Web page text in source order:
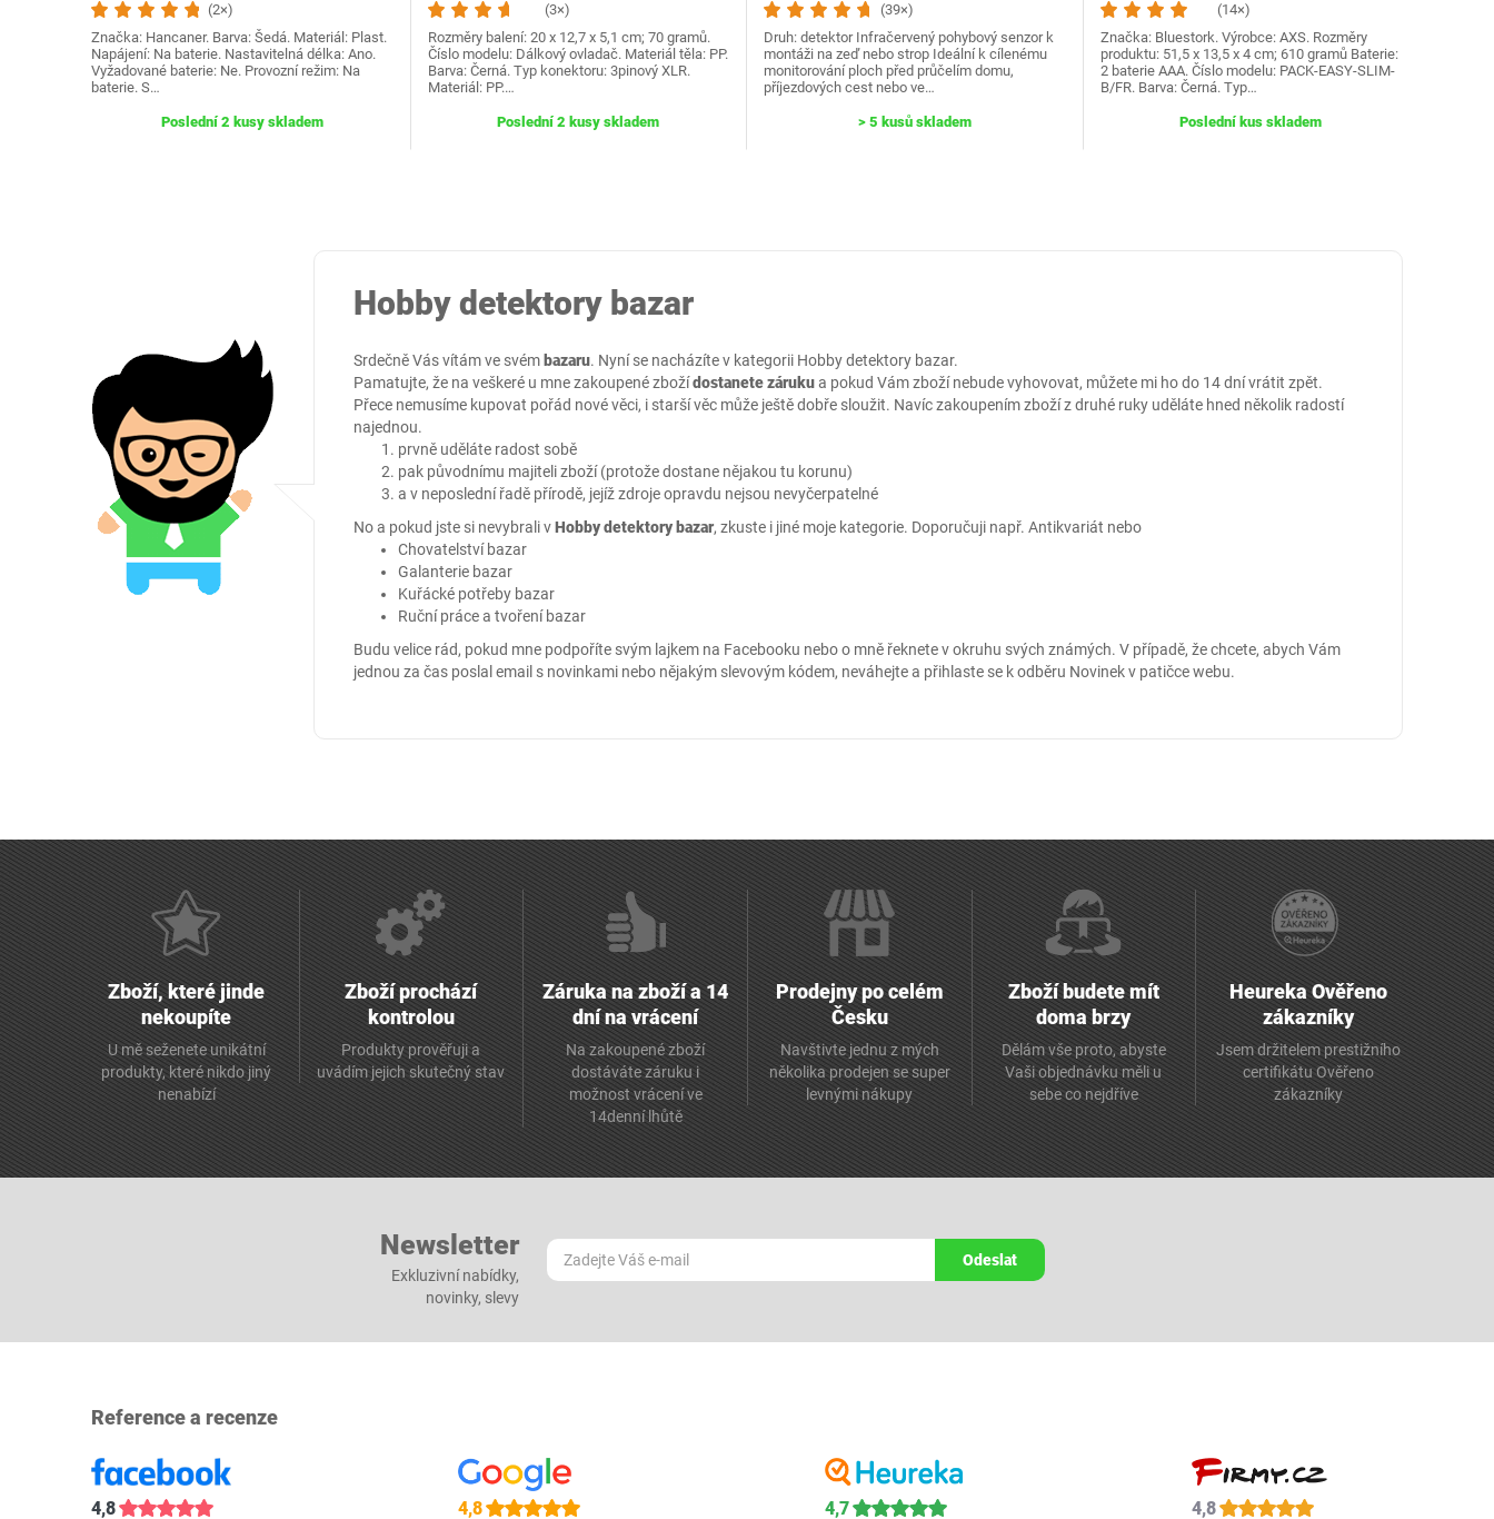
(2×)
Značka: Hancaner. Barva: Šedá. Materiál: Plast.
Napájení: Na baterie. Nastavitelná délka: Ano.
Vyžadované baterie: Ne. Provozní režim: Na
baterie. S…
Poslední 2 kusy skladem
(3×)
Rozměry balení: 20 x 12,7 x 5,1 cm; 70 gramů.
Číslo modelu: Dálkový ovladač. Materiál těla: PP.
Barva: Černá. Typ konektoru: 3pinový XLR.
Materiál: PP.…
Poslední 2 kusy skladem
(39×)
Druh: detektor Infračervený pohybový senzor k
montáži na zeď nebo strop Ideální k cílenému
monitorování ploch před průčelím domu,
příjezdových cest nebo ve…
> 5 kusů skladem
(14×)
Značka: Bluestork. Výrobce: AXS. Rozměry
produktu: 51,5 x 13,5 x 4 cm; 610 gramů Baterie:
2 baterie AAA. Číslo modelu: PACK-EASY-SLIM-
B/FR. Barva: Černá. Typ…
Poslední kus skladem
Hobby detektory bazar
Srdečně Vás vítám ve svém bazaru. Nyní se nacházíte v kategorii Hobby detektory bazar.
Pamatujte, že na veškeré u mne zakoupené zbožídostanete zárukua pokud Vám zboží nebude vyhovovat, můžete mi ho do 14 dní vrátit zpět.
Přece nemusíme kupovat pořád nové věci, i starší věc může ještě dobře sloužit. Navíc zakoupením zboží z druhé ruky uděláte hned několik radostí
najednou.
prvně uděláte radost sobě
pak původnímu majiteli zboží (protože dostane nějakou tu korunu)
a v neposlední řadě přírodě, jejíž zdroje opravdu nejsou nevyčerpatelné
No a pokud jste si nevybrali vHobby detektory bazar, zkuste i jiné moje kategorie. Doporučuji např. Antikvariát nebo
Chovatelství bazar
Galanterie bazar
Kuřácké potřeby bazar
Ruční práce a tvoření bazar
Budu velice rád, pokud mne podpoříte svým lajkem na Facebooku nebo o mně řeknete v okruhu svých známých. V případě, že chcete, abych Vám
jednou za čas poslal email s novinkami nebo nějakým slevovým kódem, neváhejte a přihlaste se k odběru Novinek v patičce webu.
Zboží, které jinde
nekoupíte
U mě seženete unikátní
produkty, které nikdo jiný
nenabízí
Zboží prochází
kontrolou
Produkty prověřuji a
uvádím jejich skutečný stav
Záruka na zboží a 14
dní na vrácení
Na zakoupené zboží
dostáváte záruku i
možnost vrácení ve
14denní lhůtě
Prodejny po celém
Česku
Navštivte jednu z mých
několika prodejen se super
levnými nákupy
Zboží budete mít
doma brzy
Dělám vše proto, abyste
Vaši objednávku měli u
sebe co nejdříve
Heureka Ověřeno
zákazníky
Jsem držitelem prestižního
certifikátu Ověřeno
zákazníky
Newsletter
Exkluzivní nabídky,
novinky, slevy
Odeslat
Reference a recenze
4,8 4,8 4,7 4,8